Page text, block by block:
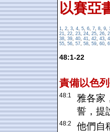
以賽亞
1, 2, 3, 4, 5, 6, 7, 8, 9,
21, 22, 23, 24, 25, 26,
38, 39, 40, 41, 42, 43,
55, 56, 57, 58, 59, 60,
48:1-22
責備以色列
48:1
雅各家
誓，提
48:2 他們自